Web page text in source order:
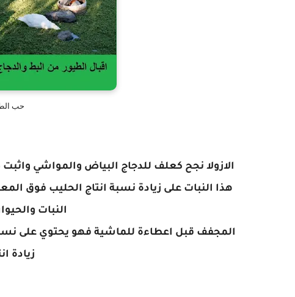
حب
الازولا نجح كعلف للدجاج البياض والمواشي
هذا النبات على زيادة نسبة انتاج الحليب فوق
النبات
المجفف قبل اعطاءة للماشية فهو يحتوي على نسب
زيادة